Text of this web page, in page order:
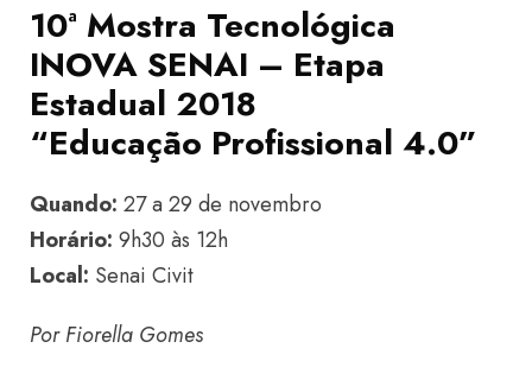
10ª Mostra Tecnológica
INOVA SENAI – Etapa
Estadual 2018
“Educação Profissional 4.0”
Quando: 27 a 29 de novembro
Horário: 9h30 às 12h
Local: Senai Civit
Por Fiorella Gomes